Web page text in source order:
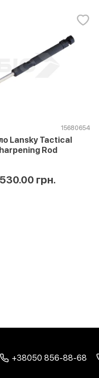
15680654
Lansky Tactical
Rod
грн.
+38050 856-88-68